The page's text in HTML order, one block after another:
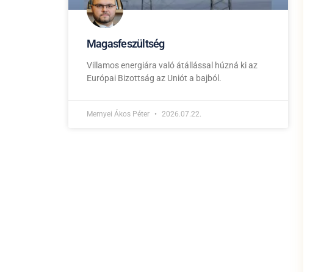
Magasfeszültség
Villamos energiára való átállással húzná ki az
Európai Bizottság az Uniót a bajból.
Mernyei Ákos Péter 2026.07.22.